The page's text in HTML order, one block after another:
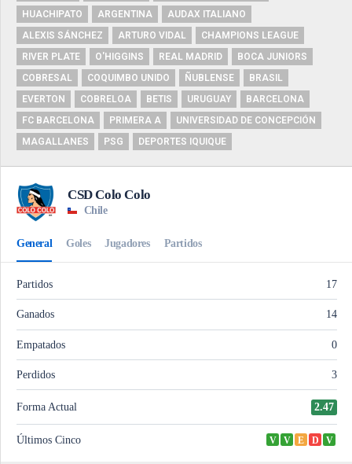
HUACHIPATO
ARGENTINA
AUDAX ITALIANO
ALEXIS SÁNCHEZ
ARTURO VIDAL
CHAMPIONS LEAGUE
RIVER PLATE
O'HIGGINS REAL MADRID
BOCA JUNIORS
COBRESAL
COQUIMBO UNIDO ÑUBLENSE
BRASIL
EVERTON
COBRELOA BETIS URUGUAY
BARCELONA
FC BARCELONA
PRIMERA A
UNIVERSIDAD DE CONCEPCIÓN
MAGALLANES
PSG DEPORTES IQUIQUE